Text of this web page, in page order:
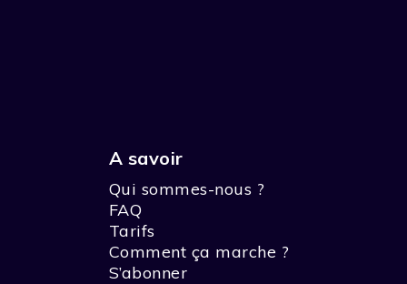
A savoir
Qui sommes-nous ?
FAQ
Tarifs
Comment ça marche ?
S’abonner